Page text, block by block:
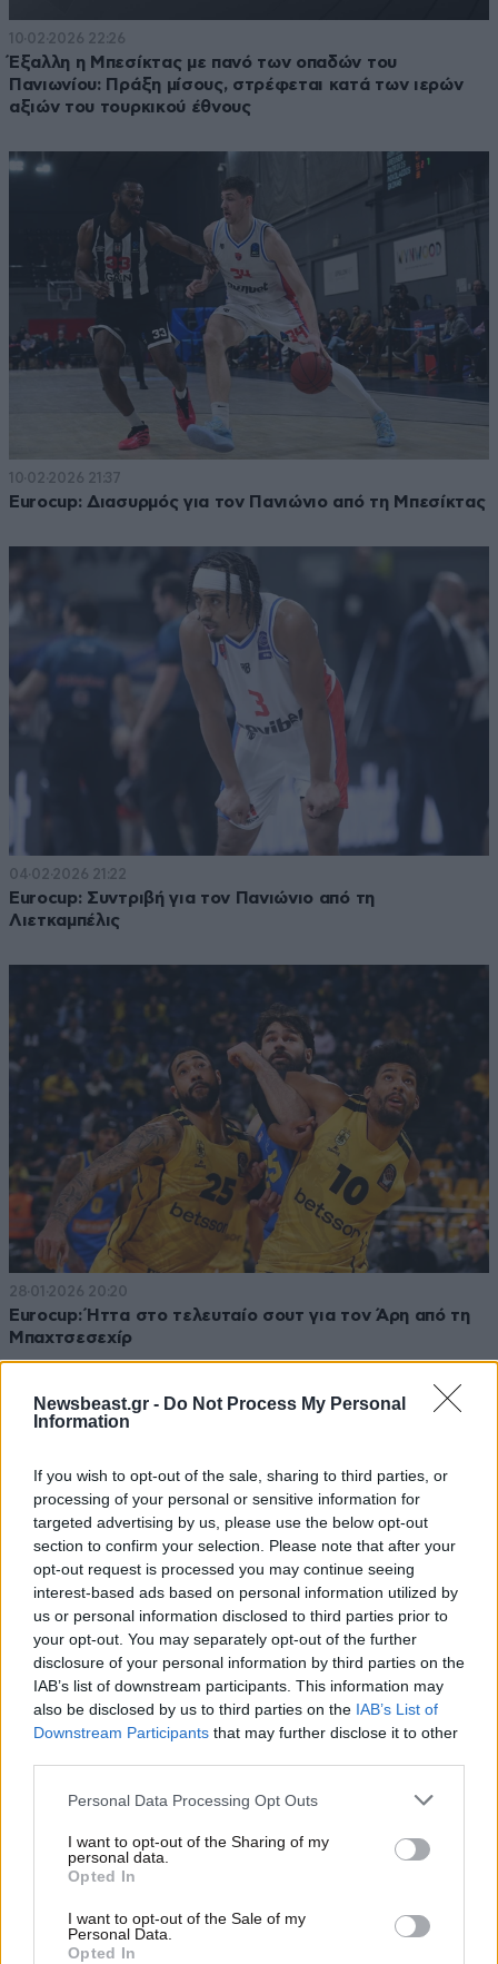
Newsbeast.gr - Do Not Process My Personal
Information
If you wish to opt-out of the sale, sharing to third parties, or
processing of your personal or sensitive information for
targeted advertising by us, please use the below opt-out
section to confirm your selection. Please note that after your
opt-out request is processed you may continue seeing
interest-based ads based on personal information utilized by
us or personal information disclosed to third parties prior to
your opt-out. You may separately opt-out of the further
disclosure of your personal information by third parties on the
IAB’s list of downstream participants. This information may
also be disclosed by us to third parties on the IAB’s List of
Downstream Participants that may further disclose it to other
Please note that this website/app uses one or more Google
not limited to your visit or usage behaviour. You may click to
grant or deny consent to Google and its third-party tags to
use your data for below specified purposes in below Google
consent section.
Personal Data Processing Opt Outs
I want to opt-out of the Sharing of my
personal data.
Opted In
I want to opt-out of the Sale of my
Personal Data.
Opted In
10·02·2026 22:26
Έξαλλη η Μπεσίκτας με πανό των οπαδών του
Πανιωνίου: Πράξη μίσους, στρέφεται κατά των ιερών
αξιών του τουρκικού έθνους
10·02·2026 21:37
Eurocup: Διασυρμός για τον Πανιώνιο από τη Μπεσίκτας
04·02·2026 21:22
Eurocup: Συντριβή για τον Πανιώνιο από τη
Λιετκαμπέλις
28·01·2026 20:20
Eurocup: Ήττα στο τελευταίο σουτ για τον Άρη από τη
Μπαχτσεσεχίρ
21·01·2026 21:30
Πανιώνιος – Τουρκ Τέλεκομ 61-106: Απίστευτη συντριβή